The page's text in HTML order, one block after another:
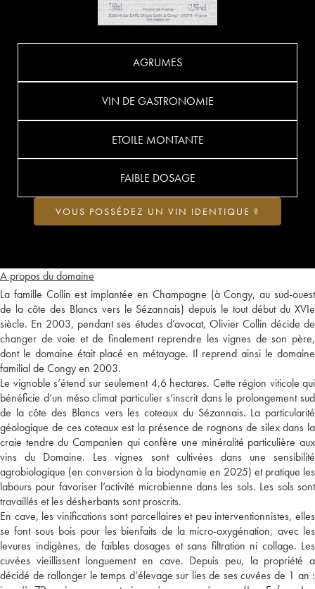
A propos du domaine
La famille Collin est implantée en Champagne (à Congy, au sud-ouest
de la côte des Blancs vers le Sézannais) depuis le tout début du XVIe
siècle. En 2003, pendant ses études d’avocat, Olivier Collin décide de
changer de voie et de finalement reprendre les vignes de son père,
dont le domaine était placé en métayage. Il reprend ainsi le domaine
familial de Congy en 2003.
Le vignoble s’étend sur seulement 4,6 hectares. Cette région viticole qui
bénéficie d’un méso climat particulier s’inscrit dans le prolongement sud
de la côte des Blancs vers les coteaux du Sézannais. La particularité
géologique de ces coteaux est la présence de rognons de silex dans la
craie tendre du Campanien qui confère une minéralité particulière aux
vins du Domaine. Les vignes sont cultivées dans une sensibilité
agrobiologique (en conversion à la biodynamie en 2025) et pratique les
labours pour favoriser l’activité microbienne dans les sols. Les sols sont
travaillés et les désherbants sont proscrits.
En cave, les vinifications sont parcellaires et peu interventionnistes, elles
se font sous bois pour les bienfaits de la micro-oxygénation, avec les
levures indigènes, de faibles dosages et sans filtration ni collage. Les
cuvées vieillissent longuement en cave. Depuis peu, la propriété a
décidé de rallonger le temps d’élevage sur lies de ses cuvées de 1 an :
AGRUMES
VIN DE GASTRONOMIE
ETOILE MONTANTE
FAIBLE DOSAGE
VOUS POSSÉDEZ UN VIN IDENTIQUE ?